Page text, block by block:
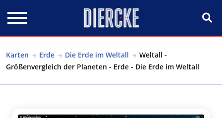
Karten Erde Die Erde im Weltall
Weltall -
Größenvergleich der Planeten - Erde - Die Erde im Weltall